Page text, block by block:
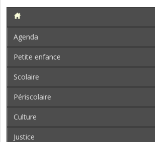
Agenda
Petite enfance
Scolaire
Périscolaire
Culture
Justice